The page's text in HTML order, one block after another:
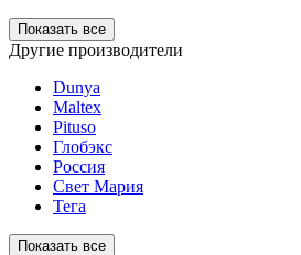
Показать все
Другие производители
Dunya
Maltex
Pituso
Глобэкс
Россия
Свет Мария
Тега
Показать все